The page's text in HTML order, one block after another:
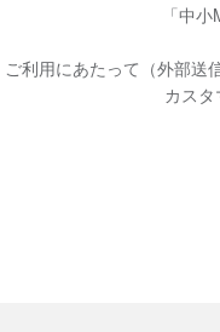
「中
ご利用にあたって（外部送
カス